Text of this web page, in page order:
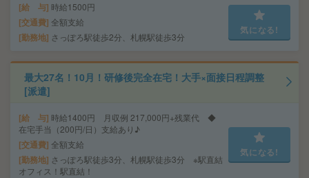
給 与 時給1500円
交通費 全額支給
勤務地 さっぽろ駅徒歩2分、札幌駅徒歩3分
気になる!
最大27名！10月！研修後完全在宅！大手×面接日程調整
[派遣]
給 与 時給1400円 月収例 217,000円+残業代 ◆
在宅手当（200円/日）支給あり♪
交通費 全額支給
勤務地 さっぽろ駅徒歩3分、札幌駅徒歩3分 ※駅直結
オフィス！駅直結！
気になる!